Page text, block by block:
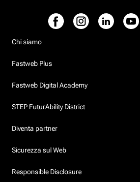
Chi siamo
Fastweb Plus
Fastweb Digital Academy
STEP FuturAbility District
Diventa partner
Sicurezza sul Web
Responsible Disclosure